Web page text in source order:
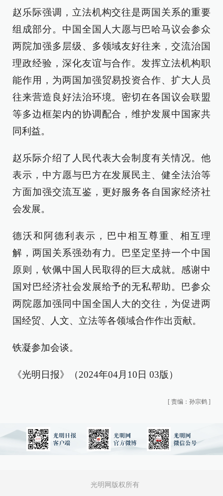
赵乐际强调，立法机构交往是两国关系的重要
组成部分。中国全国人大愿与巴哈马议会参众
两院加强多层级、多领域友好往来，交流治国
理政经验，深化友谊与合作。发挥立法机构职
能作用，为两国加强贸易投资合作、扩大人员
往来营造良好法治环境。密切在各国议会联盟
等多边框架内的协调配合，维护发展中国家共
同利益。
赵乐际介绍了人民代表大会制度有关情况。他
表示，中方愿与巴方在发展民主、健全法治等
方面加强交流互鉴，更好服务各自国家经济社
会发展。
德沃和阿德利表示，巴中相互尊重、相互理
解，两国关系强劲有力。巴坚定坚持一个中国
原则，钦佩中国人民取得的巨大成就。感谢中
国对巴经济社会发展给予的无私帮助。巴参众
两院愿加强同中国全国人大的交往，为促进两
国经贸、人文、立法等各领域合作作出贡献。
铁凝参加会谈。
《光明日报》（2024年04月10日 03版）
[ 责编：孙宗鹤 ]
光明网版权所有